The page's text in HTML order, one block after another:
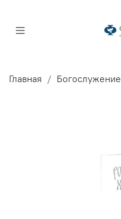
Главная Богослужение